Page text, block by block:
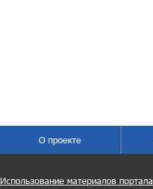
О проекте
Использование материалов портала